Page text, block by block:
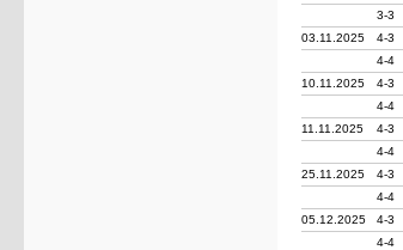
3-3
03.11.2025
4-3
4-4
10.11.2025
4-3
4-4
11.11.2025
4-3
4-4
25.11.2025
4-3
4-4
05.12.2025
4-3
4-4